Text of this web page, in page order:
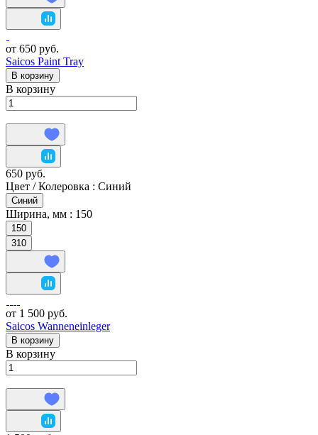
от 650 руб.
Saicos Paint Tray
В корзину
В корзину
650 руб.
Цвет / Колеровка : Синий
Синий
Ширина, мм : 150
150
310
от 1 500 руб.
Saicos Wanneneinleger
В корзину
В корзину